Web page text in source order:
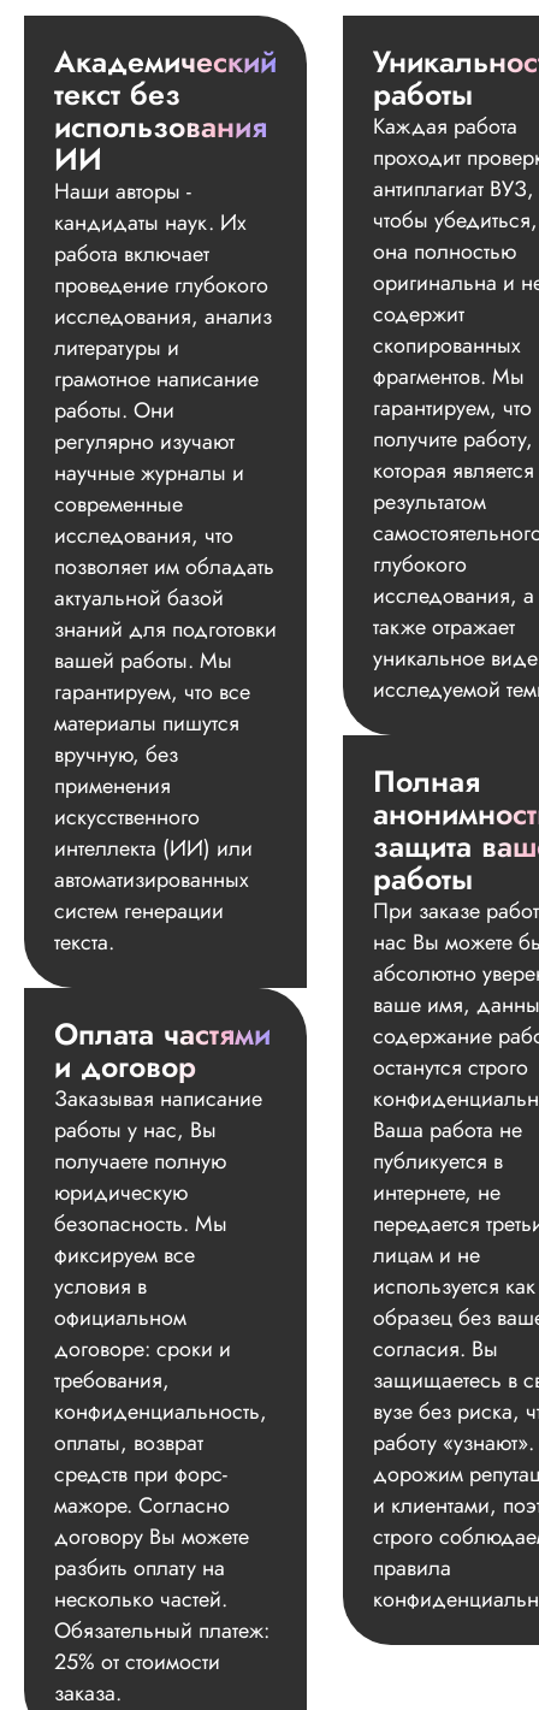
Академический
текст без
использования
ИИ
Наши авторы -
кандидаты наук. Их
работа включает
проведение глубокого
исследования, анализ
литературы и
грамотное написание
работы. Они
регулярно изучают
научные журналы и
современные
исследования, что
позволяет им обладать
актуальной базой
знаний для подготовки
вашей работы. Мы
гарантируем, что все
материалы пишутся
вручную, без
применения
искусственного
интеллекта (ИИ) или
автоматизированных
систем генерации
текста.
Оплата частями
и договор
Заказывая написание
работы у нас, Вы
получаете полную
юридическую
безопасность. Мы
фиксируем все
условия в
официальном
договоре: сроки и
требования,
конфиденциальность,
оплаты, возврат
средств при форс-
мажоре. Согласно
договору Вы можете
разбить оплату на
несколько частей.
Обязательный платеж:
25% от стоимости
заказа.
работы
Каждая работа
проходит
антиплагиат ВУЗ,
чтобы
она полностью
оригинальна и
содержит
скопированных
фрагментов. Мы
гарантируем,
получите работу,
которая является
результатом
глубокого
исследования, а
также отражает
уникальное
исследуемой
Полная
защита
работы
При заказе
нас Вы можете
абсолютно
ваше имя,
содержание
останутся строго
Ваша работа не
публикуется в
интернете, не
передается
лицам и не
используется как
образец без
согласия. Вы
защищаетесь в
вузе без риска,
работу
дорожим
и клиентами,
строго
правила